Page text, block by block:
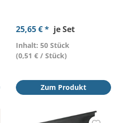
25,65 € * je Set
Inhalt: 50 Stück
(0,51 € / Stück)
Zum Produkt